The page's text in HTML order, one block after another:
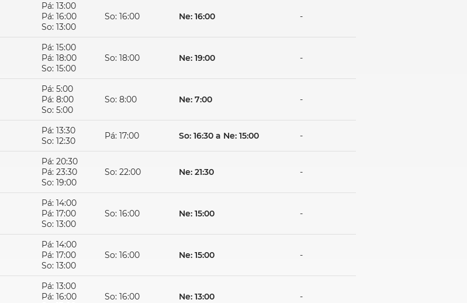
Pá: 13:00
Pá: 16:00
So: 13:00
So: 16:00 Ne: 16:00 -
Pá: 15:00
Pá: 18:00
So: 15:00
So: 18:00 Ne: 19:00 -
Pá: 5:00
Pá: 8:00
So: 5:00
So: 8:00 Ne: 7:00 -
Pá: 13:30
So: 12:30
Pá: 17:00 So: 16:30 a Ne: 15:00 -
Pá: 20:30
Pá: 23:30
So: 19:00
So: 22:00 Ne: 21:30 -
Pá: 14:00
Pá: 17:00
So: 13:00
So: 16:00 Ne: 15:00 -
Pá: 14:00
Pá: 17:00
So: 13:00
So: 16:00 Ne: 15:00 -
Pá: 13:00
Pá: 16:00
So: 16:00 Ne: 13:00 -